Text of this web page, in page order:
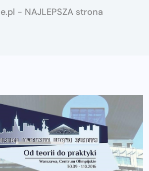
- NAJLEPSZA strona